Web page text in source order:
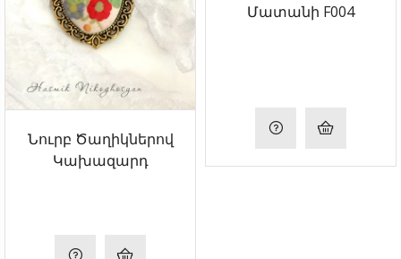
Նուրբ Ծաղիկներով
Կախազարդ
Մատանի F004